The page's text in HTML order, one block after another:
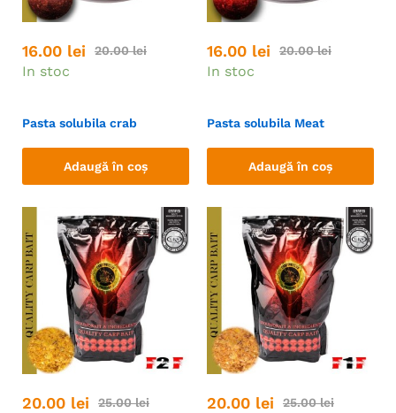
16.00 lei 20.00lei
In stoc
Pasta solubila crab
Adaugă în coș
16.00 lei 20.00lei
In stoc
Pasta solubila Meat
Adaugă în coș
20.00 lei 25.00lei 20.00 lei 25.00lei